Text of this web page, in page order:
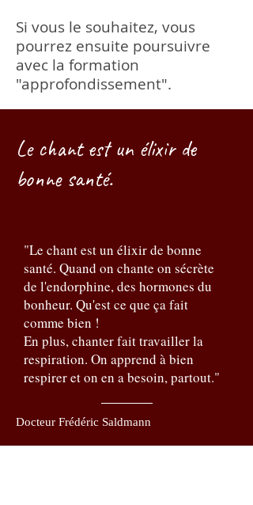
Si vous le souhaitez, vous
pourrez ensuite poursuivre
avec la formation
"approfondissement".
Le chant est un élixir de
bonne santé.
"Le chant est un élixir de bonne
santé. Quand on chante on sécrète
de l'endorphine, des hormones du
bonheur. Qu'est ce que ça fait
comme bien !
En plus, chanter fait travailler la
respiration. On apprend à bien
respirer et on en a besoin, partout."
Docteur Frédéric Saldmann